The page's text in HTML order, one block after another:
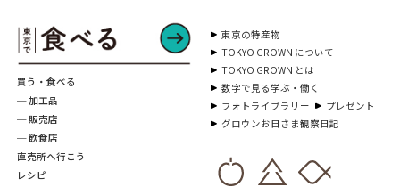
買う・食べる
─ 加工品
─ 販売店
─ 飲食店
直売所へ行こう
レシピ
東京の特産物
TOKYO GROWN について
TOKYO GROWN とは
数字で見る学ぶ・働く
フォトライブラリー
プレゼント
グロウンお日さま観察日記